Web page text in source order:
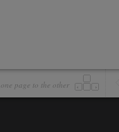
page to the other